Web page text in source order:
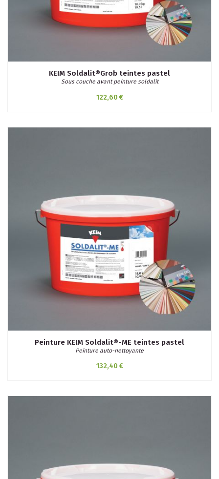
KEIM Soldalit®Grob teintes pastel
Sous couche avant peinture soldalit
122,60 €
Peinture KEIM Soldalit®-ME teintes pastel
Peinture auto-nettoyante
132,40 €